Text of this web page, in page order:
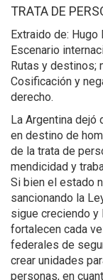
TRATA DE
Extraido de: Hugo
Escenario
Rutas y destinos;
Cosificación y
derecho.
La Argentina dejó
en destino de
de la trata de
mendicidad y
Si bien el estado
sancionando la
sigue creciendo
fortalecen cada
federales de
crear unidades
personas, en